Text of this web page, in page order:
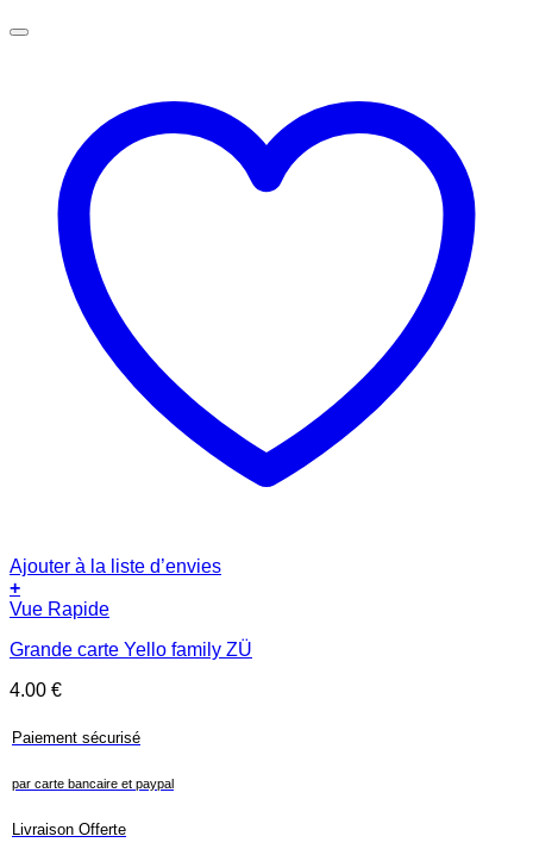
Ajouter à la liste d’envies
+
Vue Rapide
Grande carte Yello family ZÜ
4.00 €
Paiement sécurisé
par carte bancaire et paypal
Livraison Offerte